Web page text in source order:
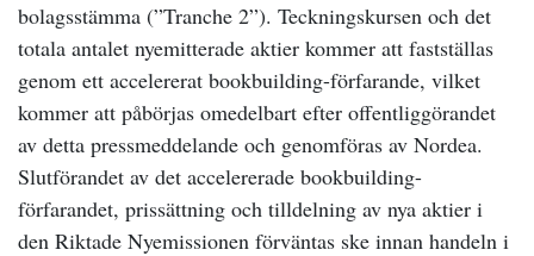
bolagsstämma (”Tranche 2”). Teckningskursen och det
totala antalet nyemitterade aktier kommer att fastställas
genom ett accelererat bookbuilding-förfarande, vilket
kommer att påbörjas omedelbart efter offentliggörandet
av detta pressmeddelande och genomföras av Nordea.
Slutförandet av det accelererade bookbuilding-
förfarandet, prissättning och tilldelning av nya aktier i
den Riktade Nyemissionen förväntas ske innan handeln i